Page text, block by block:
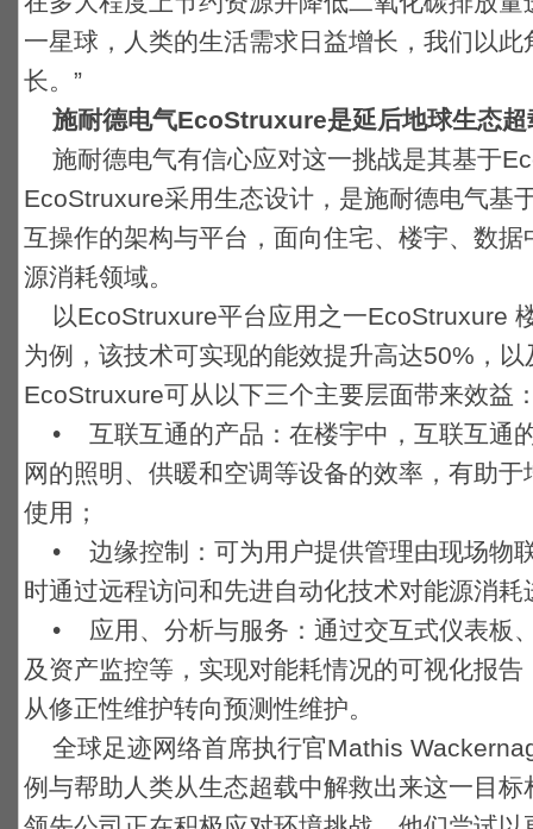
一星球，人类的生活需求日益增长，我们以
长。”
施耐德电气EcoStruxure是延后地球生态超
施耐德电气有信心应对这一挑战是其基于
EcoStruxure采用生态设计，是施耐德电气基
互操作的架构与平台，面向住宅、楼宇、数
源消耗领域。
以EcoStruxure平台应用之一EcoStruxure
为例，该技术可实现的能效提升高达50%，
EcoStruxure可从以下三个主要层面带来效益
• 互联互通的产品：在楼宇中，互联互通
网的照明、供暖和空调等设备的效率，有助
使用；
• 边缘控制：可为用户提供管理由现场物
时通过远程访问和先进自动化技术对能源消耗
• 应用、分析与服务：通过交互式仪表板
及资产监控等，实现对能耗情况的可视化报
从修正性维护转向预测性维护。
全球足迹网络首席执行官Mathis
例与帮助人类从生态超载中解救出来这一目